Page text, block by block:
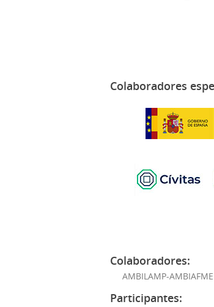
Colaboradores
Colaboradores:
AMBILAMP-AMBIAFME
Participantes: